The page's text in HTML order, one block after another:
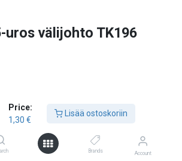
Price:
1,30 €
Lisää ostoskoriin
Brands Account
uros välijohto TK196